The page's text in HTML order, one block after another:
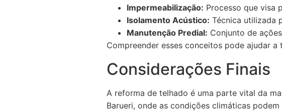
Impermeabilização: Processo que visa
Isolamento Acústico: Técnica utilizada
Manutenção Predial: Conjunto de
Compreender esses conceitos pode ajudar
Considerações Finais
A reforma de telhado é uma parte vital da
Barueri, onde as condições climáticas